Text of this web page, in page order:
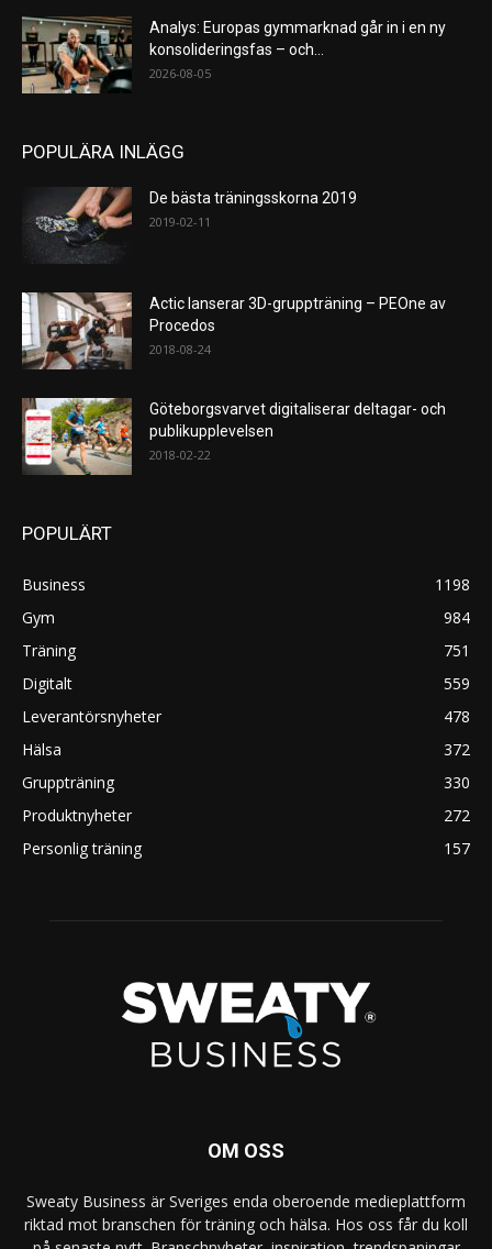
Analys: Europas gymmarknad går in i en ny
konsolideringsfas – och...
2026-08-05
POPULÄRA INLÄGG
De bästa träningsskorna 2019
2019-02-11
Actic lanserar 3D-gruppträning – PEOne av
Procedos
2018-08-24
Göteborgsvarvet digitaliserar deltagar- och
publikupplevelsen
2018-02-22
POPULÄRT
Business
1198
Gym
984
Träning
751
Digitalt
559
Leverantörsnyheter
478
Hälsa
372
Gruppträning
330
Produktnyheter
272
Personlig träning
157
OM OSS
Sweaty Business är Sveriges enda oberoende medieplattform
riktad mot branschen för träning och hälsa. Hos oss får du koll